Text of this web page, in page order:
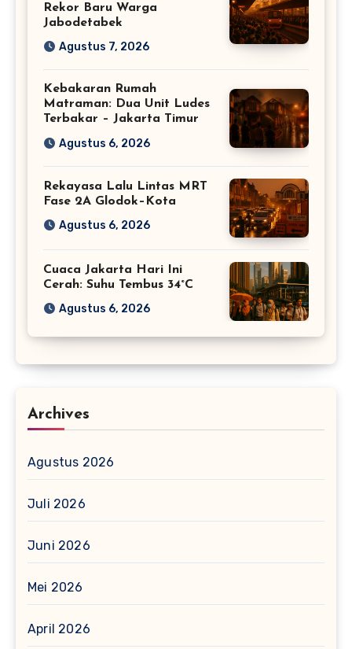
Rekor Baru Warga
Jabodetabek
Agustus 7, 2026
Kebakaran Rumah
Matraman: Dua Unit Ludes
Terbakar – Jakarta Timur
Agustus 6, 2026
Rekayasa Lalu Lintas MRT
Fase 2A Glodok–Kota
Agustus 6, 2026
Cuaca Jakarta Hari Ini
Cerah: Suhu Tembus 34°C
Agustus 6, 2026
Archives
Agustus 2026
Juli 2026
Juni 2026
Mei 2026
April 2026